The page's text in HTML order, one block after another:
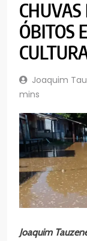
ÓBITOS
Joaquim
mins
Joaquim